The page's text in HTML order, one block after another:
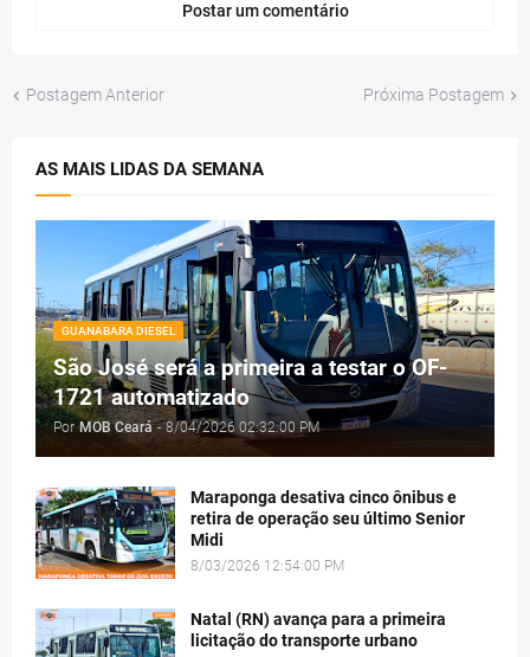
Postar um comentário
Postagem Anterior Próxima Postagem
AS MAIS LIDAS DA SEMANA
GUANABARA DIESEL
São José será a primeira a testar o OF-
1721 automatizado
Por MOB Ceará - 8/04/2026 02:32:00 PM
Maraponga desativa cinco ônibus e
retira de operação seu último Senior
Midi
8/03/2026 12:54:00 PM
Natal (RN) avança para a primeira
licitação do transporte urbano